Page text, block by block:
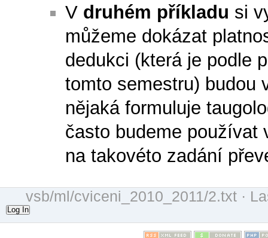
V druhém příkladu si
můžeme dokázat
dedukci (která je podle
tomto semestru) budou
nějaká formuluje
často budeme používat
na takovéto zadání
vsb/ml/cviceni_2010_2011/2.txt·
Log In